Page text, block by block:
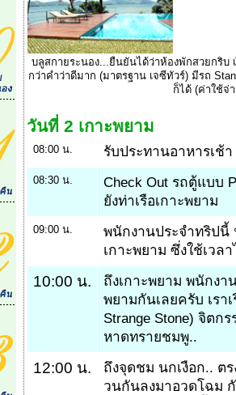
บลูสกายระนอง...ยืนยันได้ว่าห้องพักสวยกริบ
กว่าคำว่าดีมาก (มาตรฐาน เจซีทัวร์) มีรถ
ก็ได้ (ค่าใช้จ่
วันที่ 2 เกาะพยาม
08:00 น. รับประทานอาหารเช้
08:30 น.
Check Out รถตู้แบบ
ยังท่าเรือเกาะพยาม
09:00 น.
พนักงานประจำทริปนี้
เกาะพยาม ซึ่งใช้เวล
10:00 น.
ถึงเกาะพยาม พนักงา
พยามกันเลยครับ เรา
Strange Stone) จิตก
หาดทรายชมพู..
12:00 น.
ถึงจุดชม นกเงือก.. ต
วนกันลงมาอวดโฉม